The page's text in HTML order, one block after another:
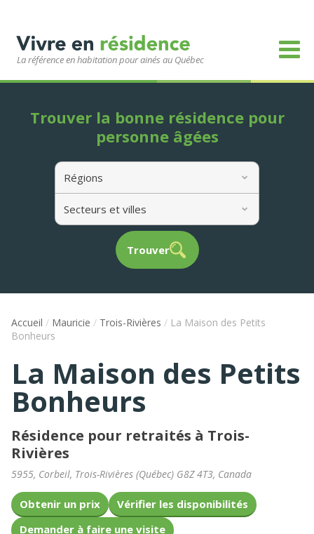
La référence en habitation pour ainés au Québec
Régions
Secteurs et villes
Trouver
Trouver la bonne résidence pour
personne âgées
Accueil / Mauricie / Trois-Rivières / La Maison des Petits
Bonheurs
La Maison des Petits
Bonheurs
Résidence pour retraités à Trois-
Rivières
5955, Corbeil, Trois-Rivières (Québec) G8Z 4T3, Canada
Obtenir un prix
Vérifier les disponibilités
Demander à faire une visite